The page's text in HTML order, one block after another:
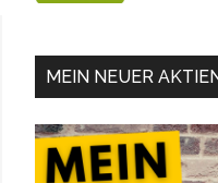
MEIN NEUER